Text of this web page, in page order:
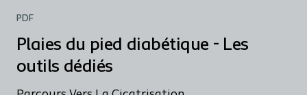
PDF
Plaies du pied diabétique - Les
outils dédiés